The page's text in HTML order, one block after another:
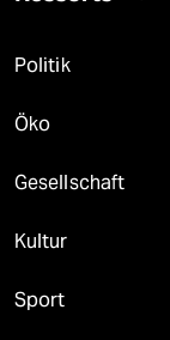
Politik
Öko
Gesellschaft
Kultur
Sport